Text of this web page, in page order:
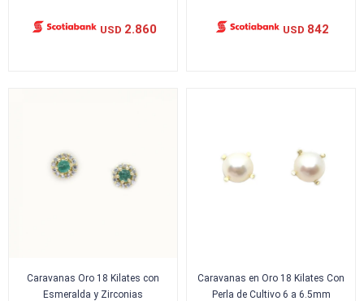
USD 2.860 USD 842
Caravanas Oro 18 Kilates con
Esmeralda y Zirconias
Caravanas en Oro 18 Kilates Con
Perla de Cultivo 6 a 6.5mm